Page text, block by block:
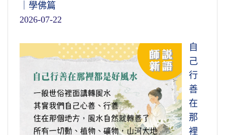
｜學佛篇
2026-07-22
自
己
行
善
在
那
裡